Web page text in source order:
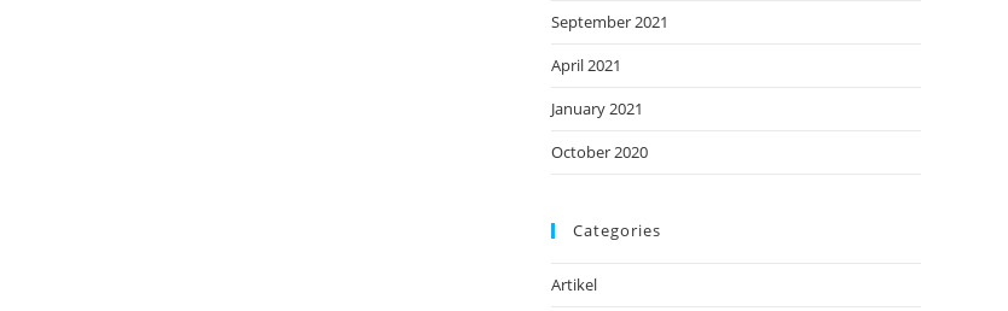
September 2021
April 2021
January 2021
October 2020
Categories
Artikel